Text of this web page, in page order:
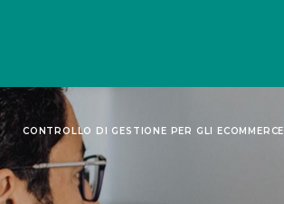
CONTROLLO DI GESTIONE PER GLI ECOMMERCE